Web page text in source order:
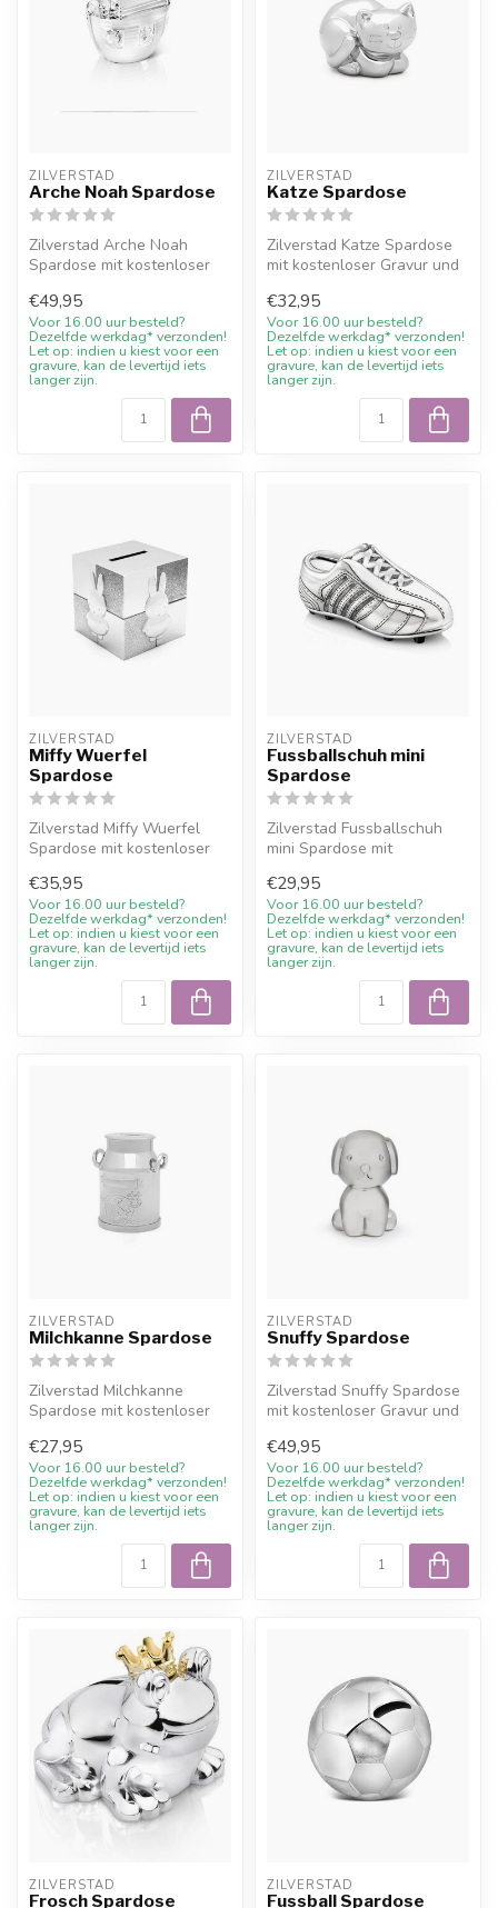
ZILVERSTAD
Arche Noah Spardose
Zilverstad Arche Noah
Spardose mit kostenloser
Willkommensrabatt ...
€49,95
Voor 16.00 uur besteld?
Dezelfde werkdag* verzonden!
Let op: indien u kiest voor een
gravure, kan de levertijd iets
langer zijn.
ZILVERSTAD
Katze Spardose
Zilverstad Katze Spardose
mit kostenloser Gravur und
J...
€32,95
Voor 16.00 uur besteld?
Dezelfde werkdag* verzonden!
Let op: indien u kiest voor een
gravure, kan de levertijd iets
langer zijn.
ZILVERSTAD
Miffy Wuerfel
Spardose
Zilverstad Miffy Wuerfel
Spardose mit kostenloser
Willkommensraba...
€35,95
Voor 16.00 uur besteld?
Dezelfde werkdag* verzonden!
Let op: indien u kiest voor een
gravure, kan de levertijd iets
langer zijn.
ZILVERSTAD
Fussballschuh mini
Spardose
Zilverstad Fussballschuh
mini Spardose mit
10% Willkommen...
€29,95
Voor 16.00 uur besteld?
Dezelfde werkdag* verzonden!
Let op: indien u kiest voor een
gravure, kan de levertijd iets
langer zijn.
ZILVERSTAD
Milchkanne Spardose
Zilverstad Milchkanne
Spardose mit kostenloser
Willkommensrabatt ...
€27,95
Voor 16.00 uur besteld?
Dezelfde werkdag* verzonden!
Let op: indien u kiest voor een
gravure, kan de levertijd iets
langer zijn.
ZILVERSTAD
Snuffy Spardose
Zilverstad Snuffy Spardose
mit kostenloser Gravur und
...
€49,95
Voor 16.00 uur besteld?
Dezelfde werkdag* verzonden!
Let op: indien u kiest voor een
gravure, kan de levertijd iets
langer zijn.
ZILVERSTAD
Frosch Spardose
ZILVERSTAD
Fussball Spardose